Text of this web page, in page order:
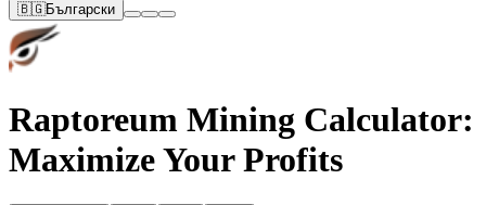
🇧🇬Български
Raptoreum Mining Calculator:
Maximize Your Profits